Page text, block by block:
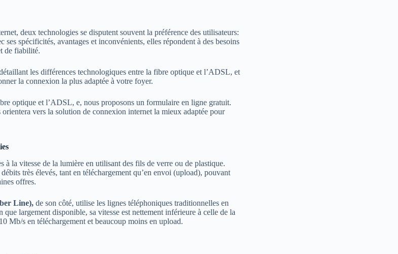
deux technologies se disputent souvent la préférence des utilisateurs:
spécificités, avantages et inconvénients, elles répondent à des besoins
de fiabilité.
les différences technologiques entre la fibre optique et l’ADSL, et
la connexion la plus adaptée à votre foyer.
optique et l’ADSL, e, nous proposons un formulaire en ligne gratuit.
vers la solution de connexion internet la mieux adaptée pour
à la vitesse de la lumière en utilisant des fils de verre ou de plastique.
très élevés, tant en téléchargement qu’en envoi (upload), pouvant
offres.
Line), de son côté, utilise les lignes téléphoniques traditionnelles en
largement disponible, sa vitesse est nettement inférieure à celle de la
Mb/s en téléchargement et beaucoup moins en upload.